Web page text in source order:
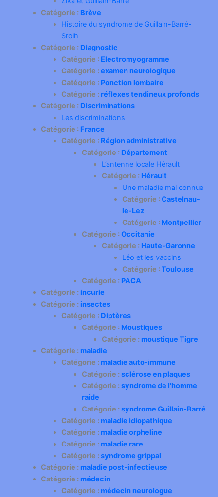
Catégorie : Brève
Histoire du syndrome de Guillain-Barré-
Srolh
Catégorie : Diagnostic
Catégorie : Electromyogramme
Catégorie :examen neurologique
Catégorie : Ponction lombaire
Catégorie : réflexes tendineux profonds
Catégorie : Discriminations
Les discriminations
Catégorie : France
Catégorie : Région administrative
Catégorie : Département
L’antenne locale Hérault
Catégorie : Hérault
Une maladie mal connue
Catégorie :Castelnau-
le-Lez
Catégorie : Montpellier
Catégorie :Occitanie
Catégorie : Haute-Garonne
Léo et les vaccins
Catégorie :Toulouse
Catégorie : PACA
Catégorie : incurie
Catégorie : insectes
Catégorie : Diptères
Catégorie : Moustiques
Catégorie : moustique Tigre
Catégorie : maladie
Catégorie : maladie auto-immune
Catégorie :sclérose en plaques
Catégorie :syndrome de l'homme
raide
Catégorie :syndrome Guillain-Barré
Catégorie : maladie idiopathique
Catégorie : maladie orpheline
Catégorie : maladie rare
Catégorie :syndrome grippal
Catégorie : maladie post-infectieuse
Catégorie : médecin
Catégorie : médecin neurologue